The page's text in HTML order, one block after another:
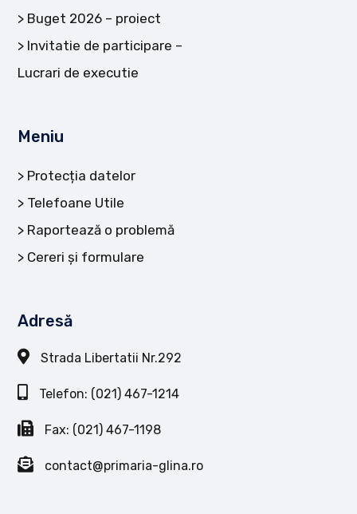
Buget 2026 – proiect
Invitatie de participare –
Lucrari de executie
Meniu
Protecția datelor
Telefoane Utile
Raportează o problemă
Cereri și formulare
Adresă
Strada Libertatii Nr.292
Telefon: (021) 467-1214
Fax: (021) 467-1198
contact@primaria-glina.ro